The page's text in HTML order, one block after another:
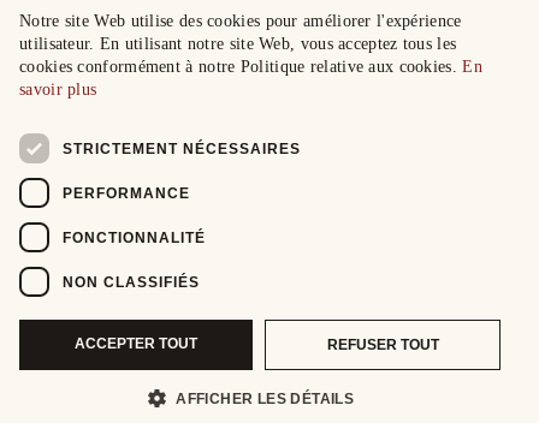
Notre site Web utilise des cookies pour améliorer l'expérience
utilisateur. En utilisant notre site Web, vous acceptez tous les
cookies conformément à notre Politique relative aux cookies.En
savoir plus
STRICTEMENT NÉCESSAIRES
PERFORMANCE
FONCTIONNALITÉ
NON CLASSIFIÉS
ACCEPTER TOUT REFUSER TOUT
AFFICHER LES DÉTAILS